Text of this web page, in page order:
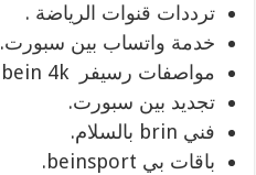
ترددات قنوات الرياضة .
خدمة واتساب بين سبورت.
مواصفات رسيفر bein 4k .
تجديد بين سبورت.
فني brin بالسلام.
باقات بي beinsport.